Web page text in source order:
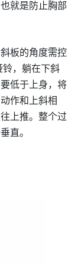
就是防止胸部
板的角度需控
铃，躺在下斜
低于上身，将
作和上斜相
上推。整个过
直。